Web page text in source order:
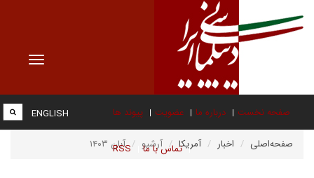
Toggle
صفحه نخست درباره ما عضویت پیوند ها
تماس با ما RSS
ENGLISH
صفحه‌اصلی اخبار آمریکا آرشیو آبان ۱۴۰۳